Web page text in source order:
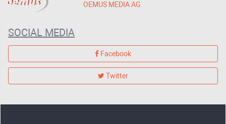
OEMUS MEDIA AG
SOCIAL MEDIA
Facebook
Twitter